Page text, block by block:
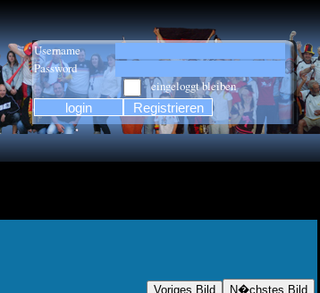
Username
Password
eingeloggt bleiben